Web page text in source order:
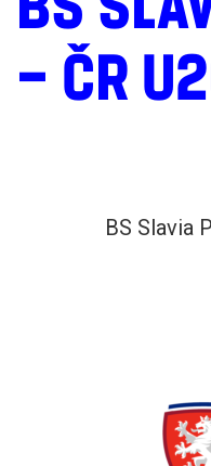
– ČR
BS Slavia